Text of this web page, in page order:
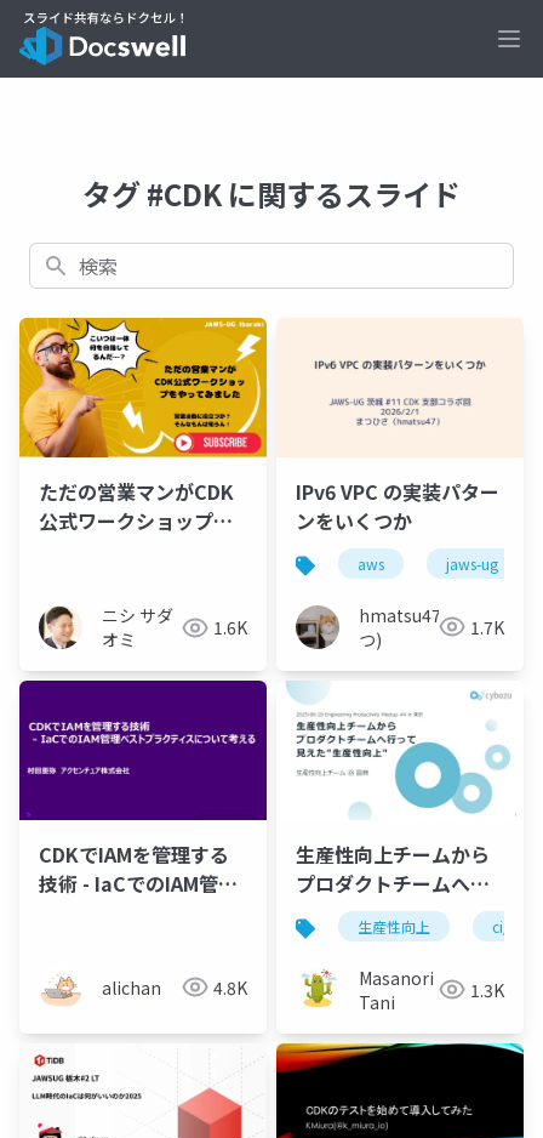
タグ #CDK に関するスライド
検索
ただの営業マンがCDK
公式ワークショップを
ニシ サダ
オミ
1.6K
IPv6 VPC の実装パター
ンをいくつか
aws jaws-ug
hmatsu47(ま
つ)
1.7K
CDKでIAMを管理する
技術 - IaCでのIAM管理
alichan 4.8K
生産性向上チームから
プロダクトチームへ行
って見えた"生産性向
上"
生産性向上 ci/cd
Masanori
Tani
1.3K